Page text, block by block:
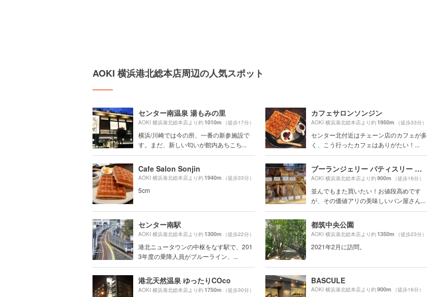
AOKI 横浜港北総本店周辺の人気スポット
センター南温泉 湯もみの里
AOKI 横浜港北総本店より約1010m （徒歩17分）
横浜/川崎では今の所、一番の新参施設で
す。まだ、新しい匂いが館内あちこち...
カフェサロンソンジン
AOKI 横浜港北総本店より約1950m （徒歩33分）
センター北付近はチェーン店のカフェが多
く、こう行ったカフェはありがたい！...
Cafe Salon Sonjin
AOKI 横浜港北総本店より約1940m （徒歩33分）
5cm
ブーランジェリー パティスリー トレトゥール アダチ（Boulangerie Patisserie Traiteur ADACHI）
AOKI 横浜港北総本店より約900m （徒歩16分）
並んでもまた買いたい！お値段高めです
が、その価値アリの美味しいパン屋さん...
センター南駅
AOKI 横浜港北総本店より約1300m （徒歩22分）
港北ニュータウンの中枢をなす駅で、201
3年度の乗降人員がブルーライン、...
都筑中央公園
AOKI 横浜港北総本店より約1350m （徒歩23分）
2021年2月に訪問。
港北天然温泉 ゆったりCOco
AOKI 横浜港北総本店より約1750m （徒歩30分）
BASCULE
AOKI 横浜港北総本店より約900m （徒歩16分）